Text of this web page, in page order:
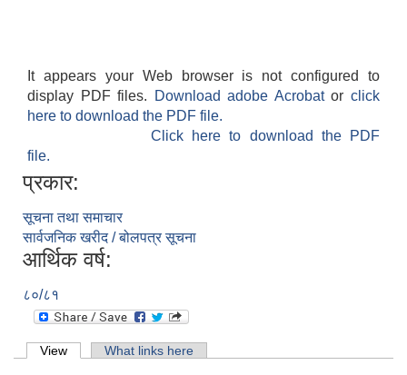
It appears your Web browser is not configured to
display PDF files.
Download adobe Acrobatorclick
here to download the PDF file.
Click here to download the PDF
file.
प्रकार:
सूचना तथा समाचार
सार्वजनिक खरीद / बोलपत्र सूचना
आर्थिक वर्ष:
८०/८१
Primary tabs
View (active tab)What links here